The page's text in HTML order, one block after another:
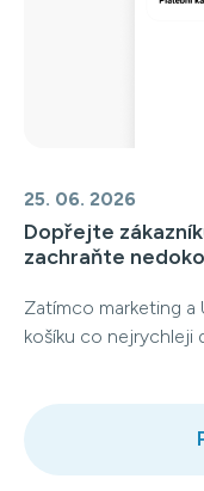
25. 06. 2026
Dopřejte
zachraňte
Zatímco marketing a
košíku co nejrychleji